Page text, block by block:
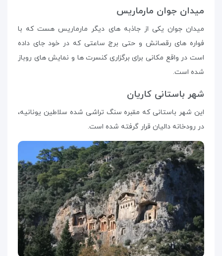
میدان جوان مارماریس
میدان جوان یکی از جاذبه‌ های دیگر مارماریس هست که با
فواره‌ های رقصانش و حتی برج ساعتی که در خود جای داده
است در واقع مکانی برای برگزاری کنسرت‌ ها و نمایش‌ های روباز
شده است.
شهر باستانی کاریان
این شهر باستانی که مقبره سنگ تراشی شده سلاطین یونانیه،
در رودخانه دالیان قرار گرفته شده است.